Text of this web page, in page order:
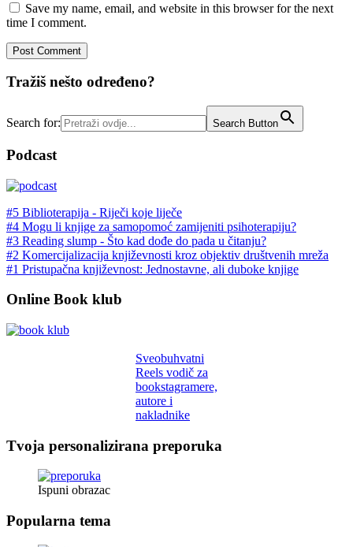
Save my name, email, and website in this browser for the next
time I comment.
Tražiš nešto određeno?
Search for: Search Button
Podcast
#5 Biblioterapija - Riječi koje liječe
#4 Mogu li knjige za samopomoć zamijeniti psihoterapiju?
#3 Reading slump - Što kad dođe do pada u čitanju?
#2 Komercijalizacija književnosti kroz objektiv društvenih mreža
#1 Pristupačna književnost: Jednostavne, ali duboke knjige
Online Book klub
Sveobuhvatni
Reels vodič za
bookstagramere,
autore i
nakladnike
Tvoja personalizirana preporuka
Ispuni obrazac
Popularna tema